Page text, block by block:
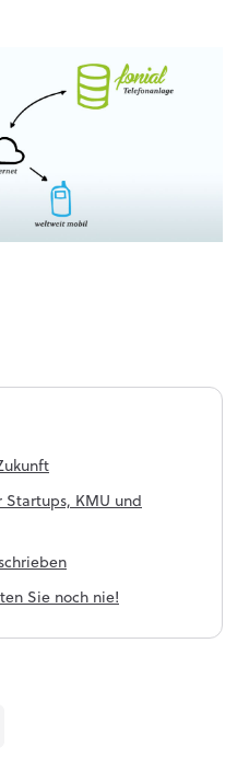
Startups, KMU und
Sie noch nie!